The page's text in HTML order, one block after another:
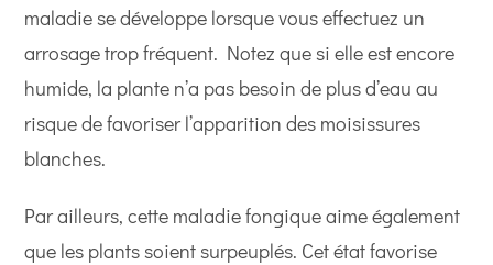
maladie se développe lorsque vous effectuez un
arrosage trop fréquent. Notez que si elle est encore
humide, la plante n’a pas besoin de plus d’eau au
risque de favoriser l’apparition des moisissures
blanches.
Par ailleurs, cette maladie fongique aime également
que les plants soient surpeuplés. Cet état favorise